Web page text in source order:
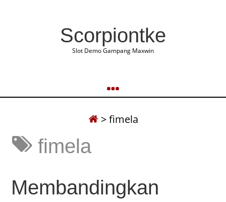
Scorpiontke
Slot Demo Gampang Maxwin
>fimela
fimela
Membandingkan